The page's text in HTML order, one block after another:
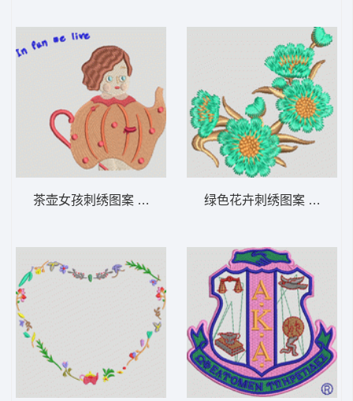
茶壶女孩刺绣图案 童装 绿色花卉刺绣图案 女装